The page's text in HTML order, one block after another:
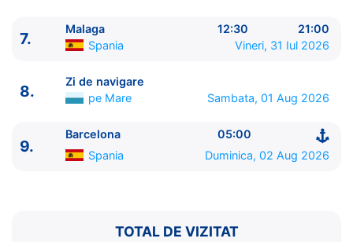
Civitavecchia, Roma
⚓ - 20:00
2.
La Spezia Italia
4.
Napoli Italia 07:00 - 19:00
5.
Zi de navigare pe Mare
0:00 - 0:00
7.
Malaga Spania
8.
Zi de navigare
0:00 - 0:00
7.
Malaga 12:30
21:00
Spania
Vineri, 31 Iul 2026
8.
Zi de navigare
pe Mare
Sambata, 01 Aug 2026
9.
Barcelona
05:00
Spania
Duminica, 02 Aug 2026
TOTAL DE VIZITAT